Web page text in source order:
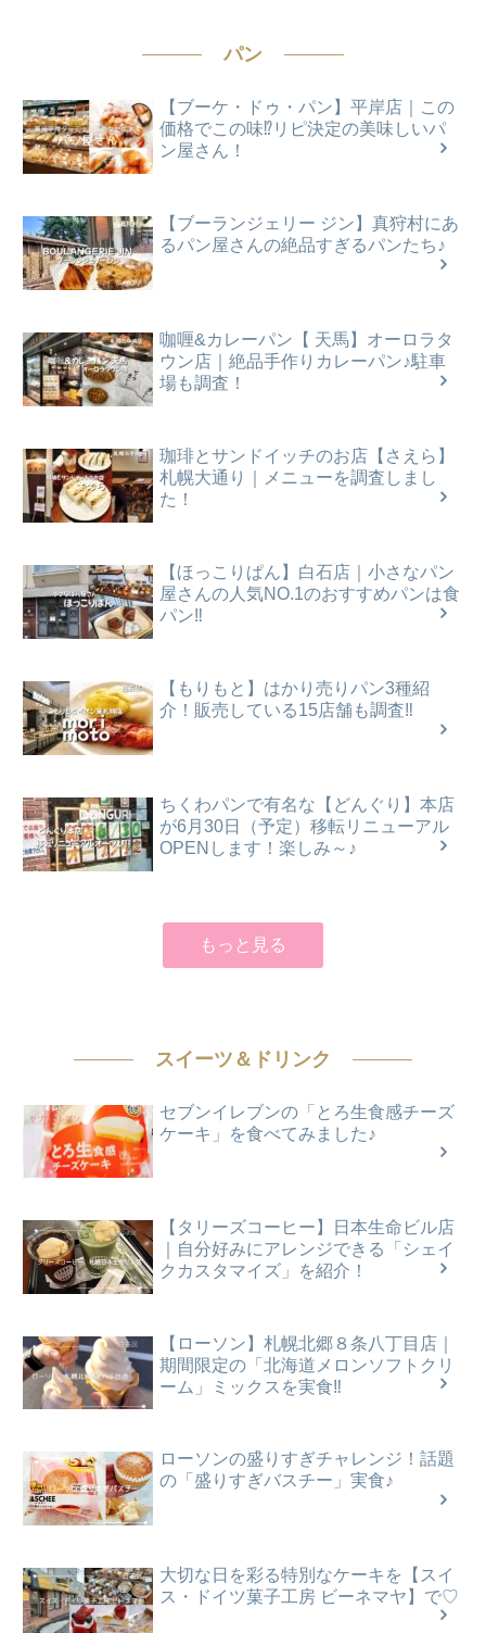
パン
【ブーケ・ドゥ・パン】平岸店｜この
価格でこの味⁉リピ決定の美味しいパ
ン屋さん！
【ブーランジェリー ジン】真狩村にあ
るパン屋さんの絶品すぎるパンたち♪
咖喱&カレーパン【 天馬】オーロラタ
ウン店｜絶品手作りカレーパン♪駐車
場も調査！
珈琲とサンドイッチのお店【さえら】
札幌大通り｜メニューを調査しまし
た！
【ほっこりぱん】白石店｜小さなパン
屋さんの人気NO.1のおすすめパンは食
パン‼
【もりもと】はかり売りパン3種紹
介！販売している15店舗も調査‼
ちくわパンで有名な【どんぐり】本店
が6月30日（予定）移転リニューアル
OPENします！楽しみ～♪
もっと見る
スイーツ＆ドリンク
セブンイレブンの「とろ生食感チーズ
ケーキ」を食べてみました♪
【タリーズコーヒー】日本生命ビル店
｜自分好みにアレンジできる「シェイ
クカスタマイズ」を紹介！
【ローソン】札幌北郷８条八丁目店｜
期間限定の「北海道メロンソフトクリ
ーム」ミックスを実食‼
ローソンの盛りすぎチャレンジ！話題
の「盛りすぎバスチー」実食♪
大切な日を彩る特別なケーキを【スイ
ス・ドイツ菓子工房 ビーネマヤ】で♡